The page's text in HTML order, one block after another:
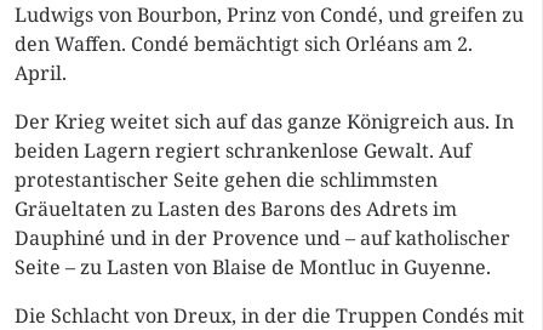
Ludwigs von Bourbon, Prinz von Condé, und greifen zu
den Waffen. Condé bemächtigt sich Orléans am 2.
April.
Der Krieg weitet sich auf das ganze Königreich aus. In
beiden Lagern regiert schrankenlose Gewalt. Auf
protestantischer Seite gehen die schlimmsten
Gräueltaten zu Lasten des Barons des Adrets im
Dauphiné und in der Provence und – auf katholischer
Seite – zu Lasten von Blaise de Montluc in Guyenne.
Die Schlacht von Dreux, in der die Truppen Condés mit